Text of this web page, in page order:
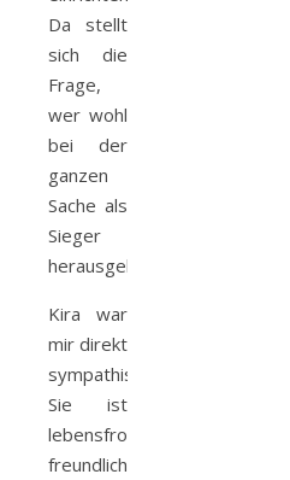
Da stellt
sich die
Frage,
wer wohl
bei der
ganzen
Sache als
Sieger
herausgeht?
Kira war
mir direkt
sympathisch.
Sie ist
lebensfroh,
freundlich,